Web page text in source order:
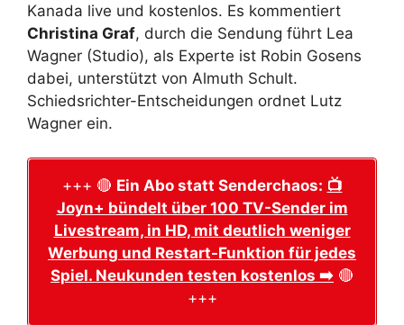
Kanada live und kostenlos. Es kommentiert
Christina Graf, durch die Sendung führt Lea
Wagner (Studio), als Experte ist Robin Gosens
dabei, unterstützt von Almuth Schult.
Schiedsrichter-Entscheidungen ordnet Lutz
Wagner ein.
+++ 🔴 Ein Abo statt Senderchaos: 📺
Joyn+ bündelt über 100 TV-Sender im
Livestream, in HD, mit deutlich weniger
Werbung und Restart-Funktion für jedes
Spiel. Neukunden testen kostenlos ➡️ 🔴
+++